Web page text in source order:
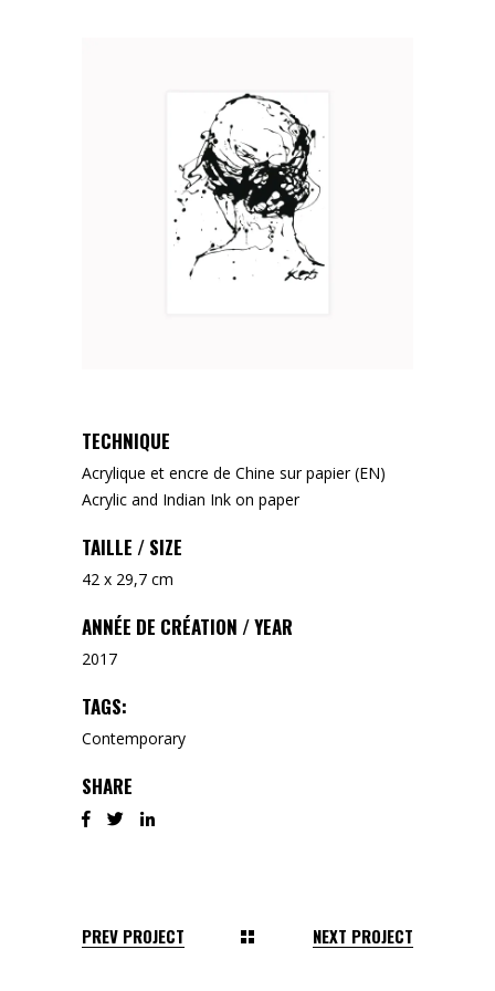
TECHNIQUE
Acrylique et encre de Chine sur papier (EN)
Acrylic and Indian Ink on paper
TAILLE / SIZE
42 x 29,7 cm
ANNÉE DE CRÉATION / YEAR
2017
TAGS:
Contemporary
SHARE
PREV PROJECT NEXT PROJECT